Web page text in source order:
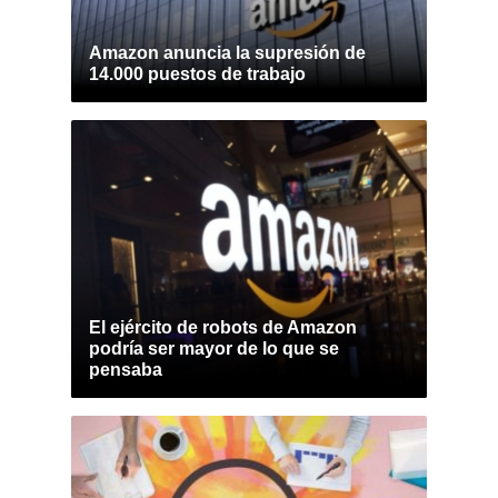
Amazon anuncia la supresión de
14.000 puestos de trabajo
El ejército de robots de Amazon
podría ser mayor de lo que se
pensaba